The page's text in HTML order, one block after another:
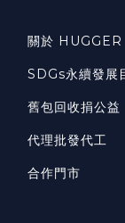
關於 HUGGER
SDGs永續發展
舊包回收捐公益
代理批發代工
合作門市